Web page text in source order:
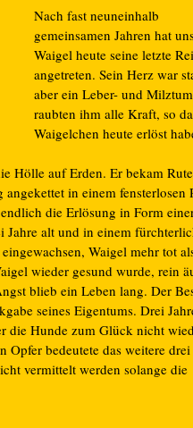
Nach fast neuneinhalb
gemeinsamen Jahren hat
Waigel heute seine letzte
angetreten. Sein Herz war
aber ein Leber- und
raubten ihm alle Kraft, so
Waigelchen heute erlöst
Hölle auf Erden. Er bekam
in einem fensterlosen
die Erlösung in Form
Jahre alt und in einem
Waigel mehr tot
wieder gesund wurde, rein
blieb ein Leben lang. Der
seines Eigentums. Drei
die Hunde zum Glück nicht
bedeutete das weitere drei
vermittelt werden solange die